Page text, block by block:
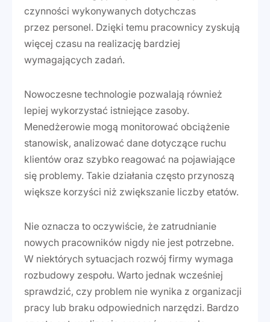
czynności wykonywanych dotychczas
przez personel. Dzięki temu pracownicy zyskują
więcej czasu na realizację bardziej
wymagających zadań.
Nowoczesne technologie pozwalają również
lepiej wykorzystać istniejące zasoby.
Menedżerowie mogą monitorować obciążenie
stanowisk, analizować dane dotyczące ruchu
klientów oraz szybko reagować na pojawiające
się problemy. Takie działania często przynoszą
większe korzyści niż zwiększanie liczby etatów.
Nie oznacza to oczywiście, że zatrudnianie
nowych pracowników nigdy nie jest potrzebne.
W niektórych sytuacjach rozwój firmy wymaga
rozbudowy zespołu. Warto jednak wcześniej
sprawdzić, czy problem nie wynika z organizacji
pracy lub braku odpowiednich narzędzi. Bardzo